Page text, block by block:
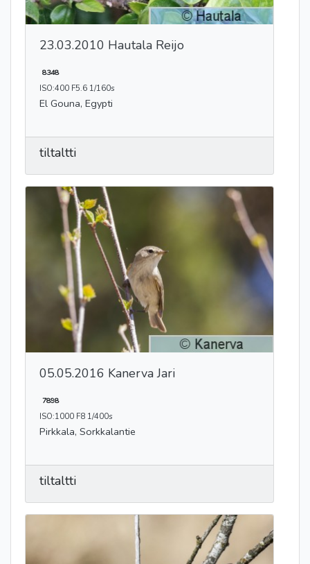
23.03.2010 Hautala Reijo
8348
ISO:400 F5.6 1/160s
El Gouna, Egypti
tiltaltti
05.05.2016 Kanerva Jari
7898
ISO:1000 F8 1/400s
Pirkkala, Sorkkalantie
tiltaltti